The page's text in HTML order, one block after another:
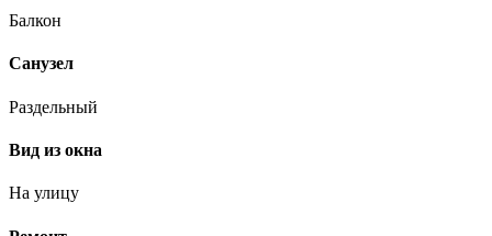
Балкон
Санузел
Раздельный
Вид из окна
На улицу